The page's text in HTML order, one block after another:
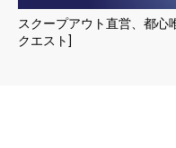
スクープアウト直営、都心
クエスト]